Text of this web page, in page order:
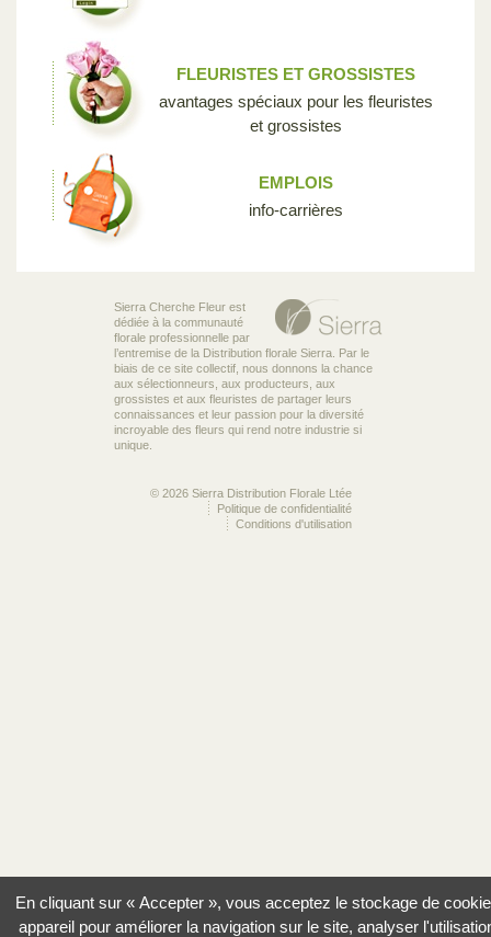
FLEURISTES ET GROSSISTES
avantages spéciaux pour les fleuristes
et grossistes
EMPLOIS
info-carrières
Sierra Cherche Fleur est
dédiée à la communauté
florale professionnelle par
l’entremise de la Distribution florale Sierra. Par le
biais de ce site collectif, nous donnons la chance
aux sélectionneurs, aux producteurs, aux
grossistes et aux fleuristes de partager leurs
connaissances et leur passion pour la diversité
incroyable des fleurs qui rend notre industrie si
unique.
© 2026 Sierra Distribution Florale Ltée
Politique de confidentialité
Conditions d'utilisation
En cliquant sur « Accepter », vous acceptez le stockage de
appareil pour améliorer la navigation sur le site, analyser